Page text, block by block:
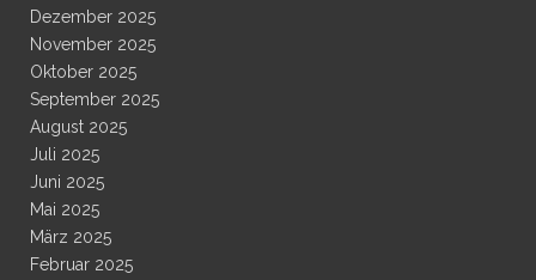
Dezember 2025
November 2025
Oktober 2025
September 2025
August 2025
Juli 2025
Juni 2025
Mai 2025
März 2025
Februar 2025